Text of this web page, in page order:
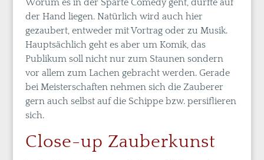
Worum es in der Sparte Comedy geht, dürfte auf
der Hand liegen. Natürlich wird auch hier
gezaubert, entweder mit Vortrag oder zu Musik.
Hauptsächlich geht es aber um Komik, das
Publikum soll nicht nur zum Staunen sondern
vor allem zum Lachen gebracht werden. Gerade
bei Meisterschaften nehmen sich die Zauberer
gern auch selbst auf die Schippe bzw. persiflieren
sich.
Close-up Zauberkunst